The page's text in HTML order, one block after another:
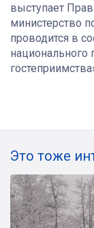
выступает
министерство
проводится в
национального
Это тоже